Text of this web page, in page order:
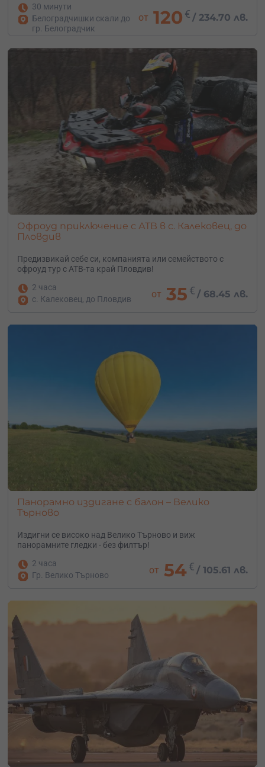
30 минути
Белоградчишки скали до
гр. Белоградчик
от 120 € / 234.70 лв.
Офроуд приключение с АТВ в с. Калековец, до
Пловдив
Предизвикай себе си, компанията или семейството с
офроуд тур с АТВ-та край Пловдив!
2 часа
с. Калековец, до Пловдив
от 35 € /68.45 лв.
Панорамно издигане с балон – Велико
Търново
Издигни се високо над Велико Търново и виж
панорамните гледки - без филтър!
2 часа
Гр. Велико Търново
от 54€ /105.61 лв.